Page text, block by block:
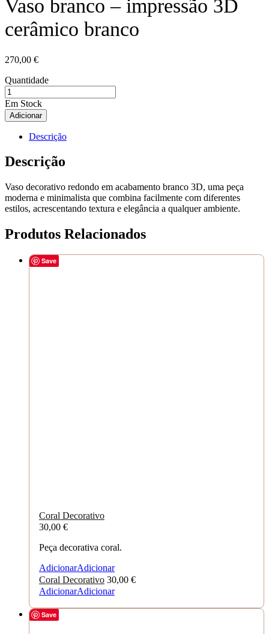
Vaso branco – impressão 3D
cerâmico branco
270,00 €
Quantidade
Em Stock
Adicionar
Descrição
Descrição
Vaso decorativo redondo em acabamento branco 3D, uma peça
moderna e minimalista que combina facilmente com diferentes
estilos, acrescentando textura e elegância a qualquer ambiente.
Produtos Relacionados
Save
Coral Decorativo
30,00 €
Peça decorativa coral.
AdicionarAdicionar
Coral Decorativo 30,00 €
AdicionarAdicionar
Save